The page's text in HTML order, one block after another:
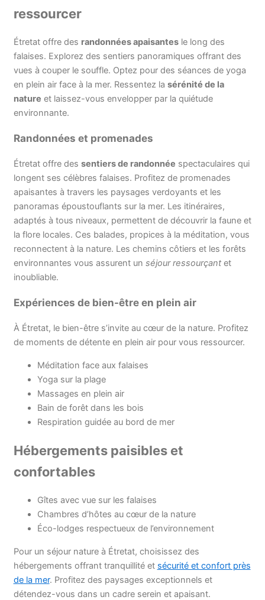
ressourcer
Étretat offre des randonnées apaisantesle long des
falaises. Explorez des sentiers panoramiques offrant des
vues à couper le souffle. Optez pour des séances de yoga
en plein air face à la mer. Ressentez la sérénité de la
nature et laissez-vous envelopper par la quiétude
environnante.
Randonnées et promenades
Étretat offre des sentiers de randonnée spectaculaires qui
longent ses célèbres falaises. Profitez de promenades
apaisantes à travers les paysages verdoyants et les
panoramas époustouflants sur la mer. Les itinéraires,
adaptés à tous niveaux, permettent de découvrir la faune et
la flore locales. Ces balades, propices à la méditation, vous
reconnectent à la nature. Les chemins côtiers et les forêts
environnantes vous assurent un séjour ressourçantet
inoubliable.
Expériences de bien-être en plein air
À Étretat, le bien-être s’invite au cœur de la nature. Profitez
de moments de détente en plein air pour vous ressourcer.
Méditation face aux falaises
Yoga sur la plage
Massages en plein air
Bain de forêt dans les bois
Respiration guidée au bord de mer
Hébergements paisibles et
confortables
Gîtes avec vue sur les falaises
Chambres d’hôtes au cœur de la nature
Éco-lodges respectueux de l’environnement
Pour un séjour nature à Étretat, choisissez des
hébergements offrant tranquillité et sécurité et confort près
de la mer. Profitez des paysages exceptionnels et
détendez-vous dans un cadre serein et apaisant.